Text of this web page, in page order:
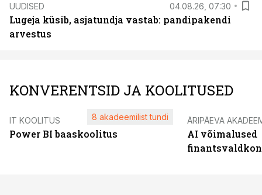
UUDISED 04.08.26, 07:30
Lugeja küsib, asjatundja vastab: pandipakendi
arvestus
KONVERENTSID JA KOOLITUSED
IT KOOLITUS
Power BI baaskoolitus
8 akadeemilist tundi ÄRIPÄEVA
AI võimalused